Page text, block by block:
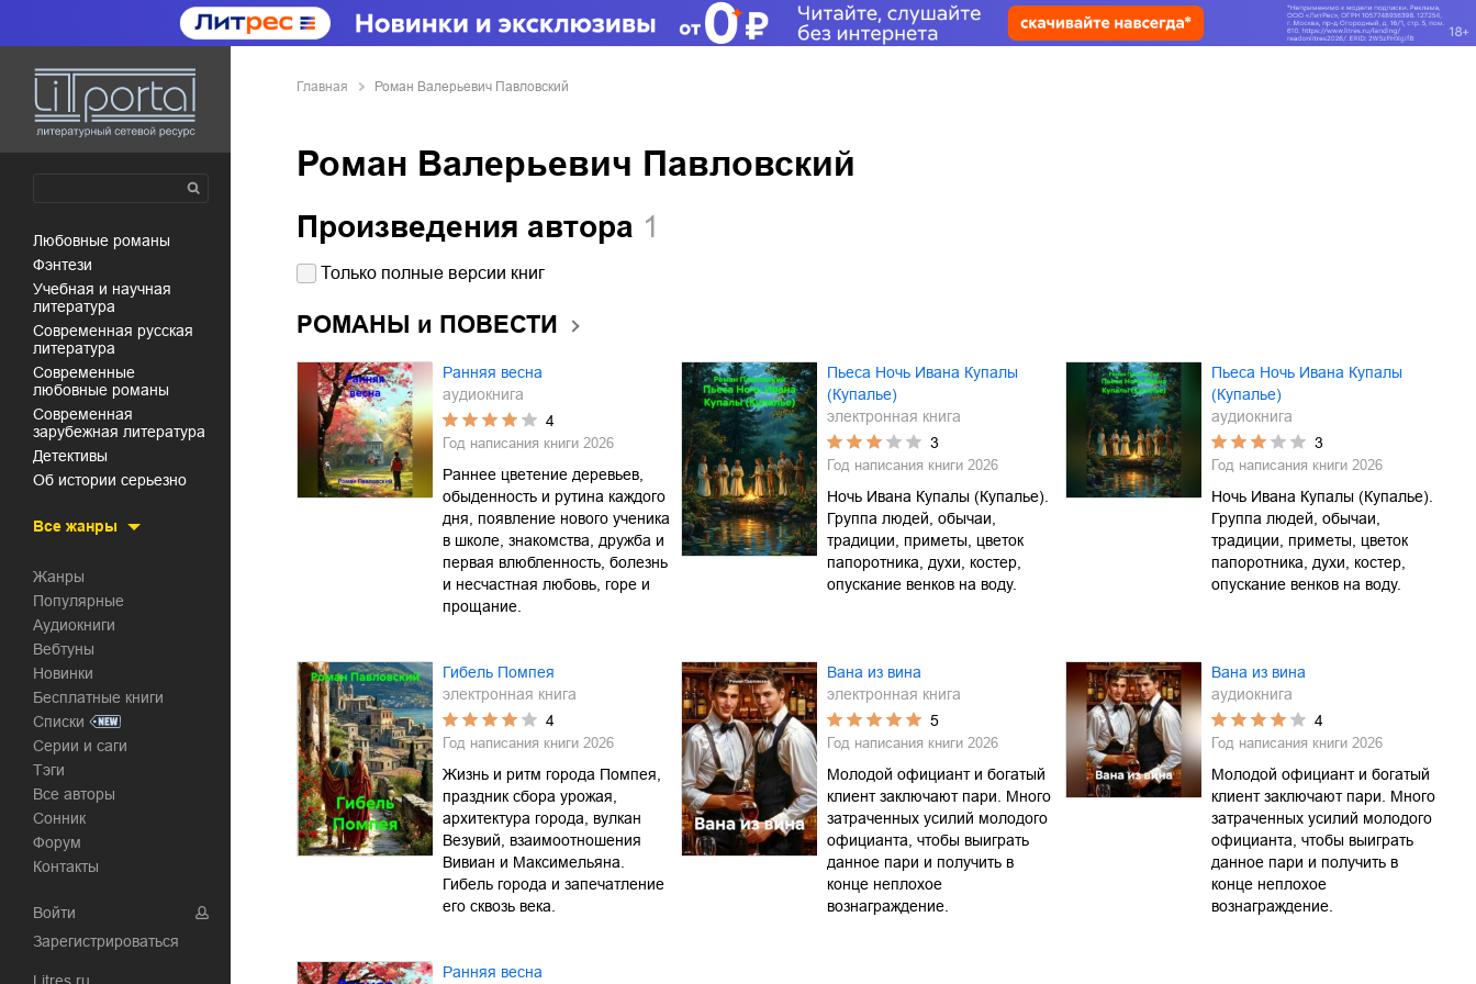
любовные романы
фэнтези
учебная и научная
литература
современная русская
литература
современные
любовные романы
современная
зарубежная литература
детективы
об истории серьезно
Все жанры
Жанры
Популярные
Аудиокниги
Вебтуны
Новинки
Бесплатные книги
Списки
Серии и саги
Тэги
Все авторы
Сонник
Форум
Контакты
Войти
Зарегистрироваться
Главная Роман Валерьевич Павловский
Роман Валерьевич Павловский
Произведения автора 1
Только полные версии книг
РОМАНЫ и ПОВЕСТИ
Ранняя весна
аудиокнига
4
Год написания книги 2026
Раннее цветение деревьев,
обыденность и рутина каждого
дня, появление нового ученика
в школе, знакомства, дружба и
первая влюбленность, болезнь
и несчастная любовь, горе и
прощание.
Пьеса Ночь Ивана Купалы
(Купалье)
электронная книга
3
Год написания книги 2026
Ночь Ивана Купалы (Купалье).
Группа людей, обычаи,
традиции, приметы, цветок
папоротника, духи, костер,
опускание венков на воду.
Пьеса Ночь Ивана Купалы
(Купалье)
аудиокнига
3
Год написания книги 2026
Ночь Ивана Купалы (Купалье).
Группа людей, обычаи,
традиции, приметы, цветок
папоротника, духи, костер,
опускание венков на воду.
Гибель Помпея
электронная книга
4
Год написания книги 2026
Жизнь и ритм города Помпея,
праздник сбора урожая,
архитектура города, вулкан
Везувий, взаимоотношения
Вивиан и Максимельяна.
Гибель города и запечатление
его сквозь века.
Вана из вина
электронная книга
5
Год написания книги 2026
Молодой официант и богатый
клиент заключают пари. Много
затраченных усилий молодого
официанта, чтобы выиграть
данное пари и получить в
конце неплохое
вознаграждение.
Вана из вина
аудиокнига
4
Год написания книги 2026
Молодой официант и богатый
клиент заключают пари. Много
затраченных усилий молодого
официанта, чтобы выиграть
данное пари и получить в
конце неплохое
вознаграждение.
Ранняя весна